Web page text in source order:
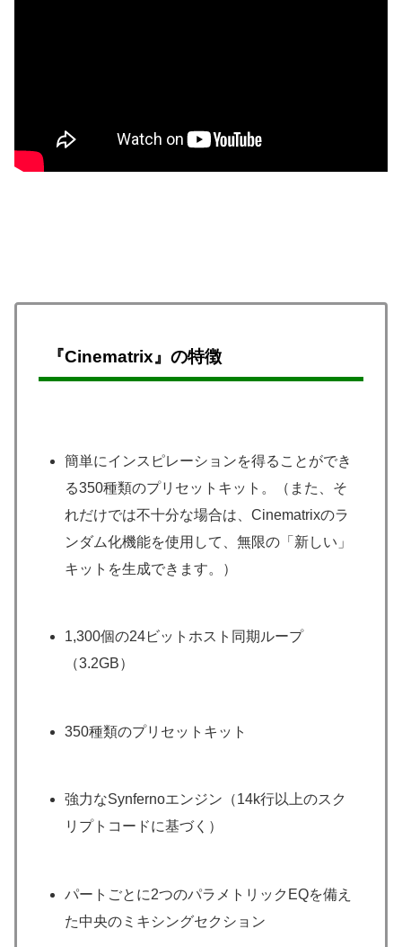
『Cinematrix』の特徴
簡単にインスピレーションを得ることができ
る350種類のプリセットキット。（また、そ
れだけでは不十分な場合は、Cinematrixのラ
ンダム化機能を使用して、無限の「新しい」
キットを生成できます。）
1,300個の24ビットホスト同期ループ
（3.2GB）
350種類のプリセットキット
強力なSynfernoエンジン（14k行以上のスク
リプトコードに基づく）
パートごとに2つのパラメトリックEQを備え
た中央のミキシングセクション